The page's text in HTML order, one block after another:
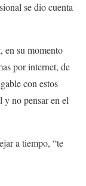
se dio cuenta
en su momento
por internet, de
con estos
y no pensar en el
a tiempo, “te